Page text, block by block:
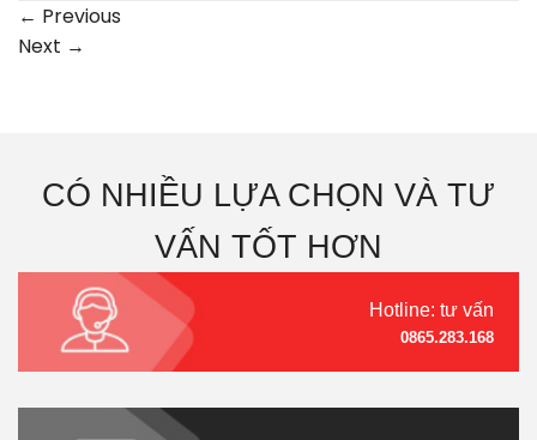
← Previous
Next →
CÓ NHIỀU LỰA CHỌN VÀ TƯ
VẤN TỐT HƠN
Hotline: tư vấn
0865.283.168